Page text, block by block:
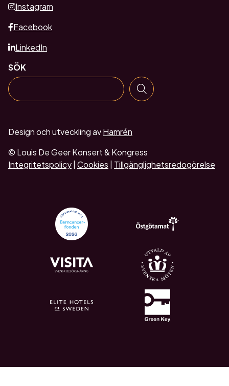
Instagram
Facebook
LinkedIn
SÖK
Design och utveckling avHamrén
© Louis De Geer Konsert & Kongress
Integritetspolicy| Cookies | Tillgänglighetsredogörelse